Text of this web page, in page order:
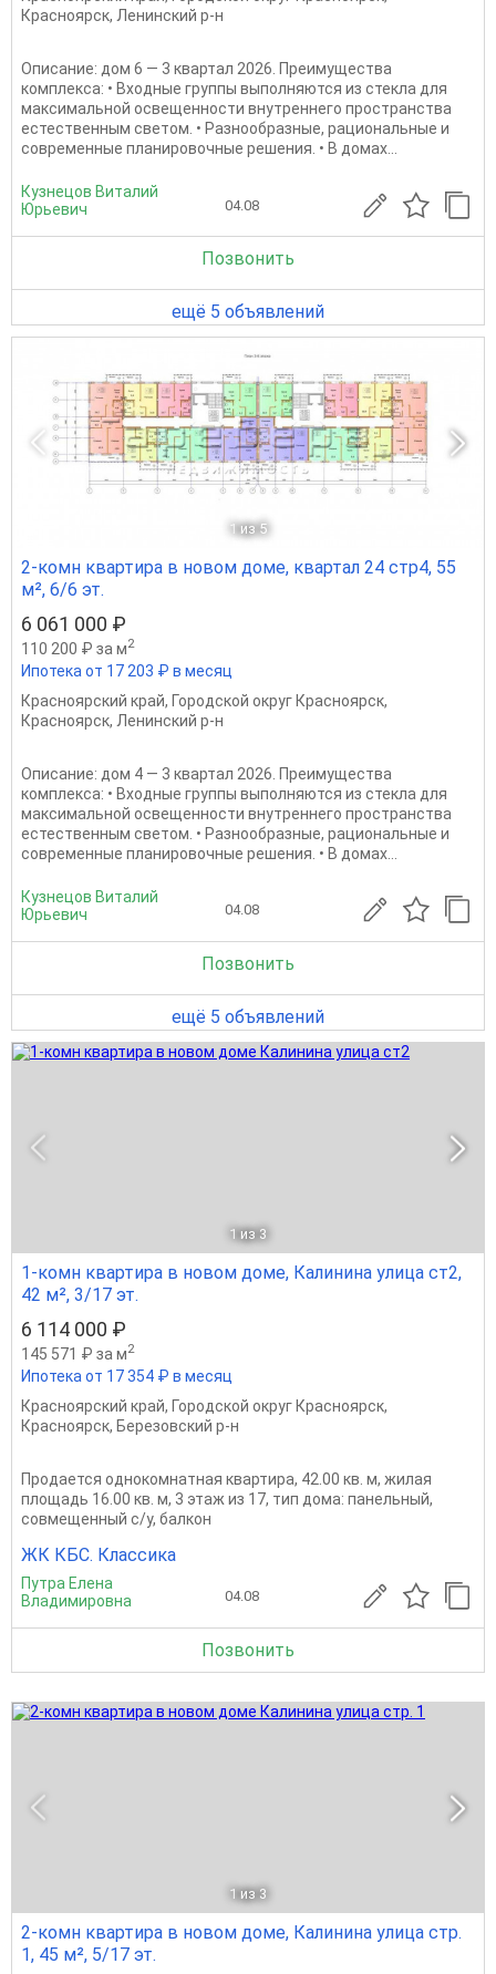
Красноярск, Ленинский р-н
Описание: дом 6 — 3 квартал 2026. Преимущества
комплекса: • Входные группы выполняются из стекла для
максимальной освещенности внутреннего пространства
естественным светом. • Разнообразные, рациональные и
современные планировочные решения. • В домах...
Кузнецов Виталий
Юрьевич
04.08
Позвонить
ещё 5 объявлений
1 из 5
2-комн квартира в новом доме, квартал 24 стр4, 55
м², 6/6 эт.
6 061 000 ₽
110 200 ₽ за м2
Ипотека от 17 203 ₽ в месяц
Красноярский край, Городской округ Красноярск,
Красноярск, Ленинский р-н
Описание: дом 4 — 3 квартал 2026. Преимущества
комплекса: • Входные группы выполняются из стекла для
максимальной освещенности внутреннего пространства
естественным светом. • Разнообразные, рациональные и
современные планировочные решения. • В домах...
Кузнецов Виталий
Юрьевич
04.08
Позвонить
ещё 5 объявлений
1 из 3
1-комн квартира в новом доме, Калинина улица ст2,
42 м², 3/17 эт.
6 114 000 ₽
145 571 ₽ за м2
Ипотека от 17 354 ₽ в месяц
Красноярский край, Городской округ Красноярск,
Красноярск, Березовский р-н
Продается однокомнатная квартира, 42.00 кв. м, жилая
площадь 16.00 кв. м, 3 этаж из 17, тип дома: панельный,
совмещенный с/у, балкон
ЖК КБС. Классика
Путра Елена
Владимировна
04.08
Позвонить
1 из 3
2-комн квартира в новом доме, Калинина улица стр.
1, 45 м², 5/17 эт.